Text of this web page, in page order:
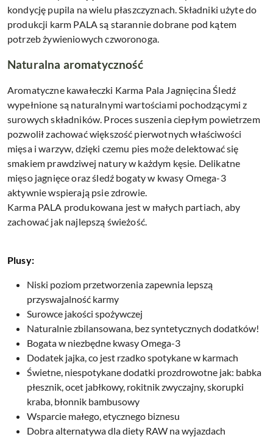
kondycję pupila na wielu płaszczyznach. Składniki użyte do
produkcji karm PALA są starannie dobrane pod kątem
potrzeb żywieniowych czworonoga.
Naturalna aromatyczność
Aromatyczne kawałeczki Karma Pala Jagnięcina Śledź
wypełnione są naturalnymi wartościami pochodzącymi z
surowych składników. Proces suszenia ciepłym powietrzem
pozwolił zachować większość pierwotnych właściwości
mięsa i warzyw, dzięki czemu pies może delektować się
smakiem prawdziwej natury w każdym kęsie. Delikatne
mięso jagnięce oraz śledź bogaty w kwasy Omega-3
aktywnie wspierają psie zdrowie.
Karma PALA produkowana jest w małych partiach, aby
zachować jak najlepszą świeżość.
Plusy:
Niski poziom przetworzenia zapewnia lepszą
przyswajalność karmy
Surowce jakości spożywczej
Naturalnie zbilansowana, bez syntetycznych dodatków!
Bogata w niezbędne kwasy Omega-3
Dodatek jajka, co jest rzadko spotykane w karmach
Świetne, niespotykane dodatki prozdrowotne jak: babka
płesznik, ocet jabłkowy, rokitnik zwyczajny, skorupki
kraba, błonnik bambusowy
Wsparcie małego, etycznego biznesu
Dobra alternatywa dla diety RAW na wyjazdach